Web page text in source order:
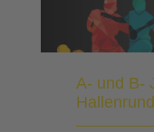
A- und B-